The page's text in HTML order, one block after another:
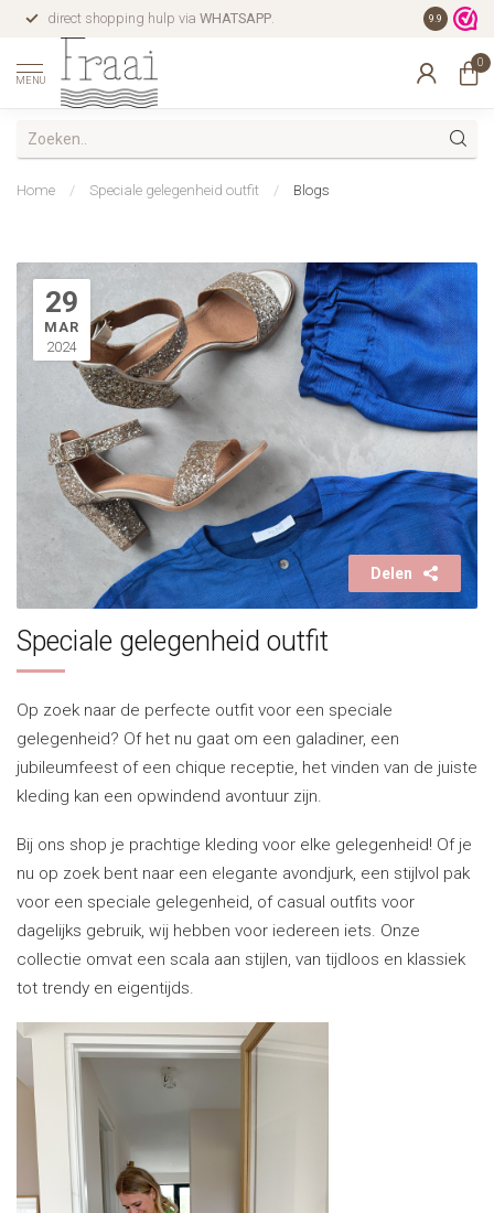
direct shopping hulp via WHATSAPP. gratis
9.9
MENU
0
Home / Speciale gelegenheid outfit / Blogs
29
MAR
2024
Delen
Speciale gelegenheid outfit
Op zoek naar de perfecte outfit voor een speciale
gelegenheid? Of het nu gaat om een galadiner, een
jubileumfeest of een chique receptie, het vinden van de juiste
kleding kan een opwindend avontuur zijn.
Bij ons shop je prachtige kleding voor elke gelegenheid! Of je
nu op zoek bent naar een elegante avondjurk, een stijlvol pak
voor een speciale gelegenheid, of casual outfits voor
dagelijks gebruik, wij hebben voor iedereen iets. Onze
collectie omvat een scala aan stijlen, van tijdloos en klassiek
tot trendy en eigentijds.